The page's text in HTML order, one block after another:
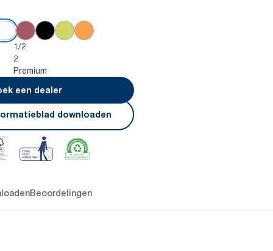
1/2
2
Premium
een dealer
downloaden
Beoordelingen